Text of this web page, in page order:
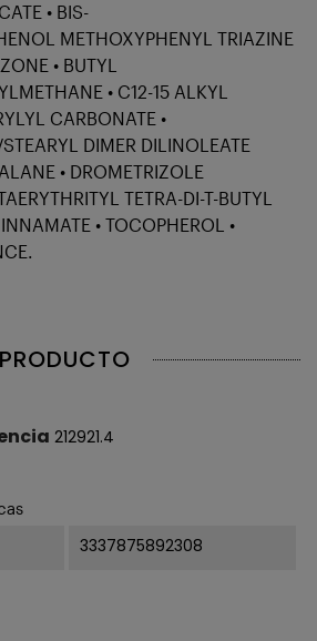
• BIS-
METHOXYPHENYL TRIAZINE
• BUTYL
• C12-15 ALKYL
CARBONATE •
DIMER DILINOLEATE
• DROMETRIZOLE
TETRA-DI-T-BUTYL
• TOCOPHEROL •
212921.4
3337875892308